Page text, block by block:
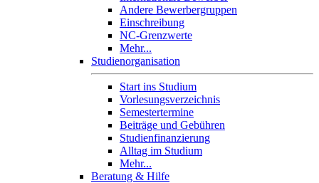
Andere Bewerbergruppen
Einschreibung
NC-Grenzwerte
Mehr...
Studienorganisation
Start ins Studium
Vorlesungsverzeichnis
Semestertermine
Beiträge und Gebühren
Studienfinanzierung
Alltag im Studium
Mehr...
Beratung & Hilfe